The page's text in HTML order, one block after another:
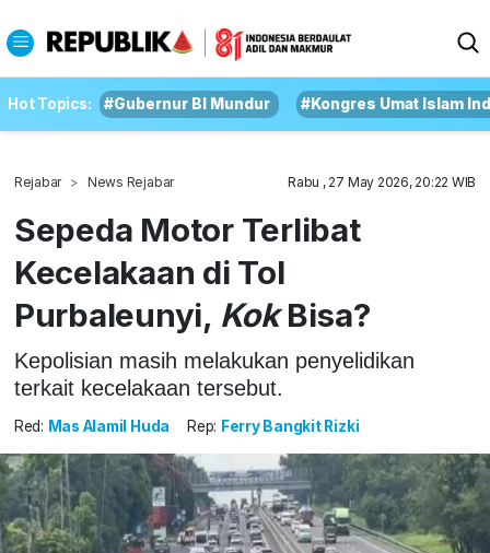
Hot Topics: #Gubernur BI Mundur #Kongres Umat Islam
Rejabar News Rejabar Rabu , 27 May 2026, 20:22 WIB
Sepeda Motor Terlibat
Kecelakaan di Tol
Purbaleunyi, KokBisa?
Kepolisian masih melakukan penyelidikan
terkait kecelakaan tersebut.
Red: Mas Alamil Huda Rep: Ferry Bangkit Rizki